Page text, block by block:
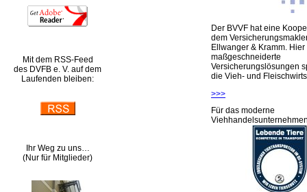
Mit dem RSS-Feed
des DVFB e. V. auf dem
Laufenden bleiben:
Ihr Weg zu uns…
(Nur für Mitglieder)
Der BVVF hat eine
dem
Ellwanger & Kramm.
maßgeschneiderte
Versicherungslösungen
die Vieh- und
>>>
Für das moderne